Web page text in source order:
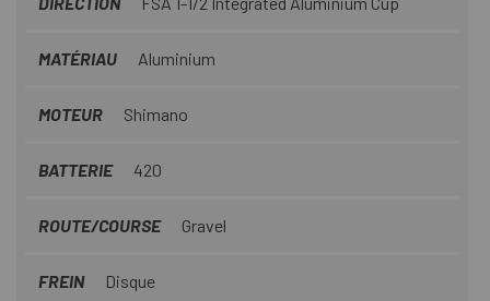
MATÉRIAU Aluminium
MOTEUR Shimano
BATTERIE 420
ROUTE/COURSE Gravel
FREIN Disque